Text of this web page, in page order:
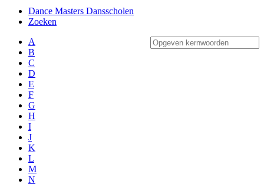
Dance Masters Dansscholen
Zoeken
A
B
C
D
E
F
G
H
I
J
K
L
M
N